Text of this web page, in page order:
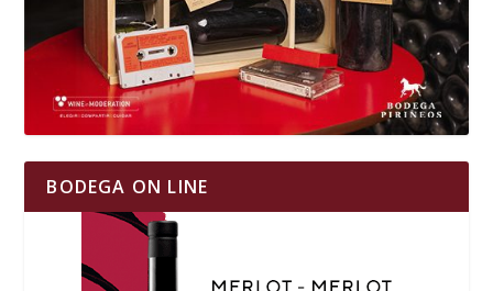
BODEGA ON LINE